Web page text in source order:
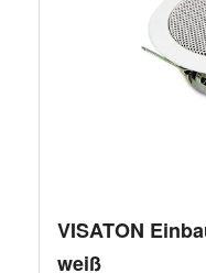
VISATON
weiß